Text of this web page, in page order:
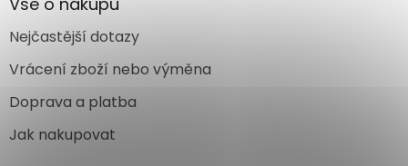
Nejčastější dotazy
Vrácení zboží nebo výměna
Doprava a platba
Jak nakupovat